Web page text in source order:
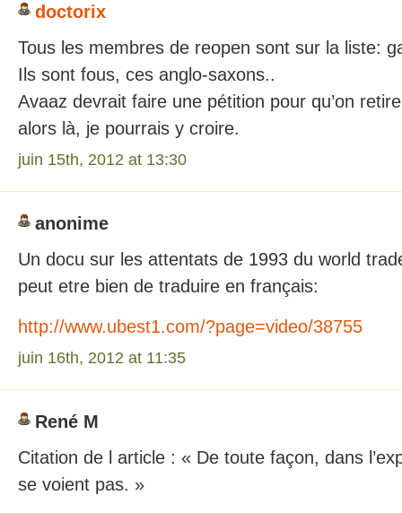
doctorix
Tous les membres de reopen sont sur la liste:
Ils sont fous, ces anglo-saxons..
Avaaz devrait faire une pétition pour qu’on
alors là, je pourrais y croire.
juin 15th, 2012 at 13:30
anonime
Un docu sur les attentats de 1993 du world
peut etre bien de traduire en français:
http://www.ubest1.com/?page=video/38755
juin 16th, 2012 at 11:35
René M
Citation de l article : « De toute façon, dans
se voient pas. »